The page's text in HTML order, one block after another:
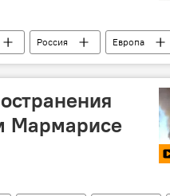
Россия
Европа
Мармарисе